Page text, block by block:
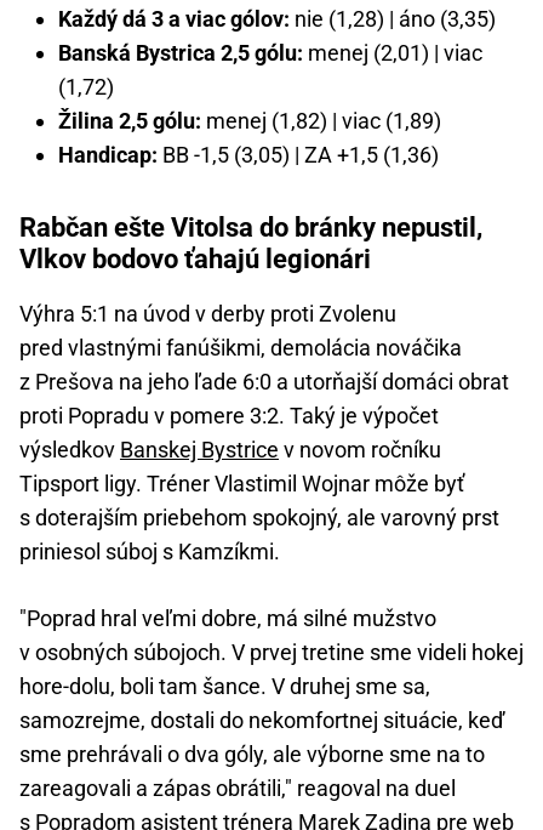
Každý dá 3 a viac gólov: nie (1,28) | áno (3,35)
Banská Bystrica 2,5 gólu: menej (2,01) | viac
(1,72)
Žilina 2,5 gólu: menej (1,82) | viac (1,89)
Handicap: BB -1,5 (3,05) | ZA +1,5 (1,36)
Rabčan ešte Vitolsa do bránky nepustil,
Vlkov bodovo ťahajú legionári
Výhra 5:1 na úvod v derby proti Zvolenu
pred vlastnými fanúšikmi, demolácia nováčika
z Prešova na jeho ľade 6:0 a utorňajší domáci obrat
proti Popradu v pomere 3:2. Taký je výpočet
výsledkov Banskej Bystrice v novom ročníku
Tipsport ligy. Tréner Vlastimil Wojnar môže byť
s doterajším priebehom spokojný, ale varovný prst
priniesol súboj s Kamzíkmi.
"Poprad hral veľmi dobre, má silné mužstvo
v osobných súbojoch. V prvej tretine sme videli hokej
hore-dolu, boli tam šance. V druhej sme sa,
samozrejme, dostali do nekomfortnej situácie, keď
sme prehrávali o dva góly, ale výborne sme na to
zareagovali a zápas obrátili," reagoval na duel
s Popradom asistent trénera Marek Zadina pre web